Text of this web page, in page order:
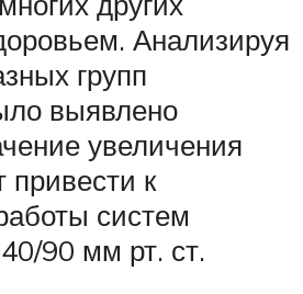
Анализируя
групп
выявлено
увеличения
к
систем
90 мм рт. ст.